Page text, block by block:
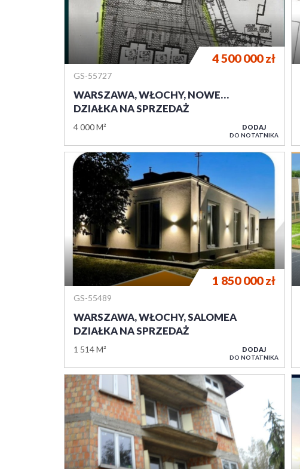
GS-55727
WARSZAWA, WŁOCHY, NOWE…
DZIAŁKA NA SPRZEDAŻ
4 000 M²
4 500 000zł
DODAJ
DO NOTATNIKA
GS-55489
WARSZAWA, WŁOCHY, SALOMEA
DZIAŁKA NA SPRZEDAŻ
1 514 M²
1 850 000zł
DODAJ
DO NOTATNIKA